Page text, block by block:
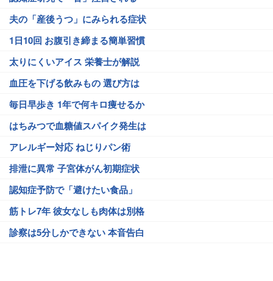
夫の「産後うつ」にみられる症状
1日10回 お腹引き締まる簡単習慣
太りにくいアイス 栄養士が解説
血圧を下げる飲みもの 選び方は
毎日早歩き 1年で何キロ痩せるか
はちみつで血糖値スパイク発生は
アレルギー対応 ねじりパン術
排泄に異常 子宮体がん初期症状
認知症予防で「避けたい食品」
筋トレ7年 彼女なしも肉体は別格
診察は5分しかできない 本音告白